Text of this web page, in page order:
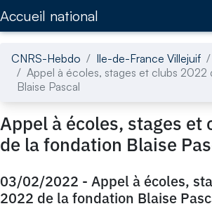
Accueil national
CNRS-Hebdo Ile-de-France Villejuif
Appel à écoles, stages et clubs 2022
Blaise Pascal
Appel à écoles, stages et
de la fondation Blaise
03/02/2022 - Appel à écoles,
2022 de la fondation Blaise